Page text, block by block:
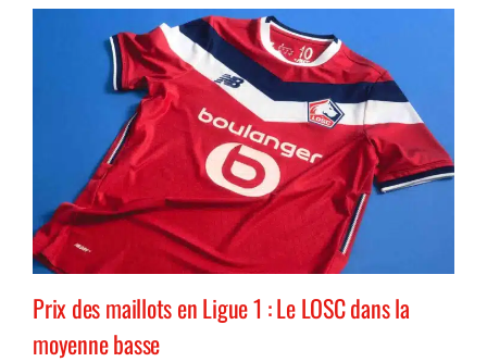
Prix des maillots en Ligue 1 : Le LOSC dans la
moyenne basse